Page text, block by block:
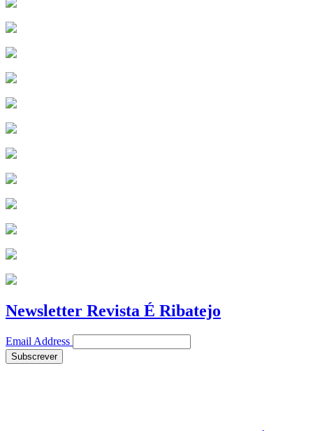
Newsletter Revista É Ribatejo
Email Address